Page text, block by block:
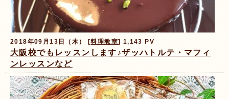
2018年09月13日（木） [料理教室] 1,143 PV
大阪校でもレッスンします♪ザッハトルテ・マフィ
ンレッスンなど